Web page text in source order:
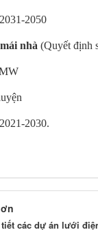
2050
nhà (Quyết định
2030.
các dự án lưới